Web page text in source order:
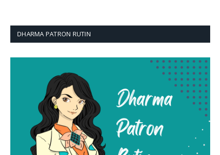
DHARMA PATRON RUTIN